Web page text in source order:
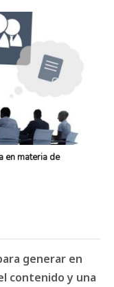
en materia de
generar en
contenido y una